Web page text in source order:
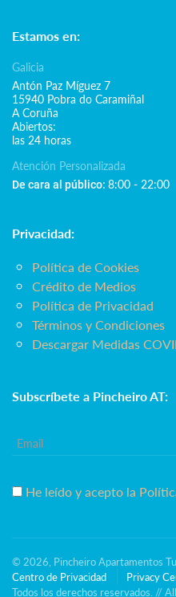
Estamos en:
Galicia
Antón Paz Míguez 7
15940 Pobra do Caramiñal
A Coruña
Abiertos:
las 24 horas
Atención Personalizada
De cara al público: 8:00 - 22:00
Privacidad:
Política de Cookies
Crédito de Medios
Política de Privacidad
Términos y Condiciones
Descargar Medidas
Subscríbete a Pincheiro AT:
He leído y acepto la
© 2026, Pincheiro Apartamentos
Centro de Privacidad
Privacy
Todos los derechos reservados. //